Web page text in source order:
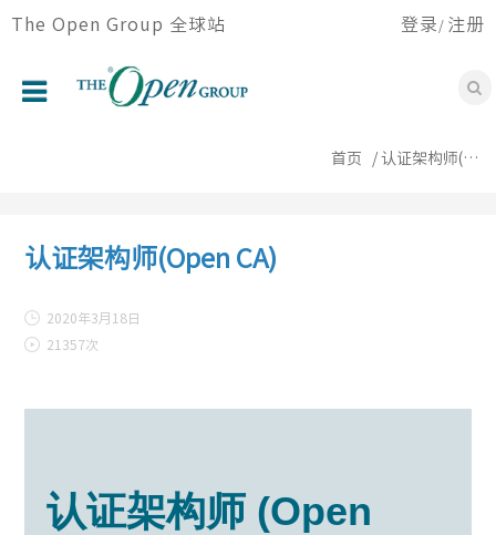
登录 / 注册
The Open Group 全球站
会员
首页 认证架构师(Open CA)
认证架构师(Open CA)
2020年3月18日
21357次
认证架构师 (Open